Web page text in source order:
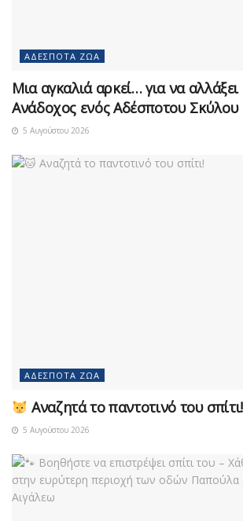
ΑΔΈΣΠΟΤΑ ΖΏΑ
Μια αγκαλιά αρκεί… για να
Ανάδοχος ενός Αδέσποτου Σκύλου
5 Αυγούστου 2026
ΑΔΈΣΠΟΤΑ ΖΏΑ
Αναζητά το παντοτινό του σπίτι!
5 Αυγούστου 2026